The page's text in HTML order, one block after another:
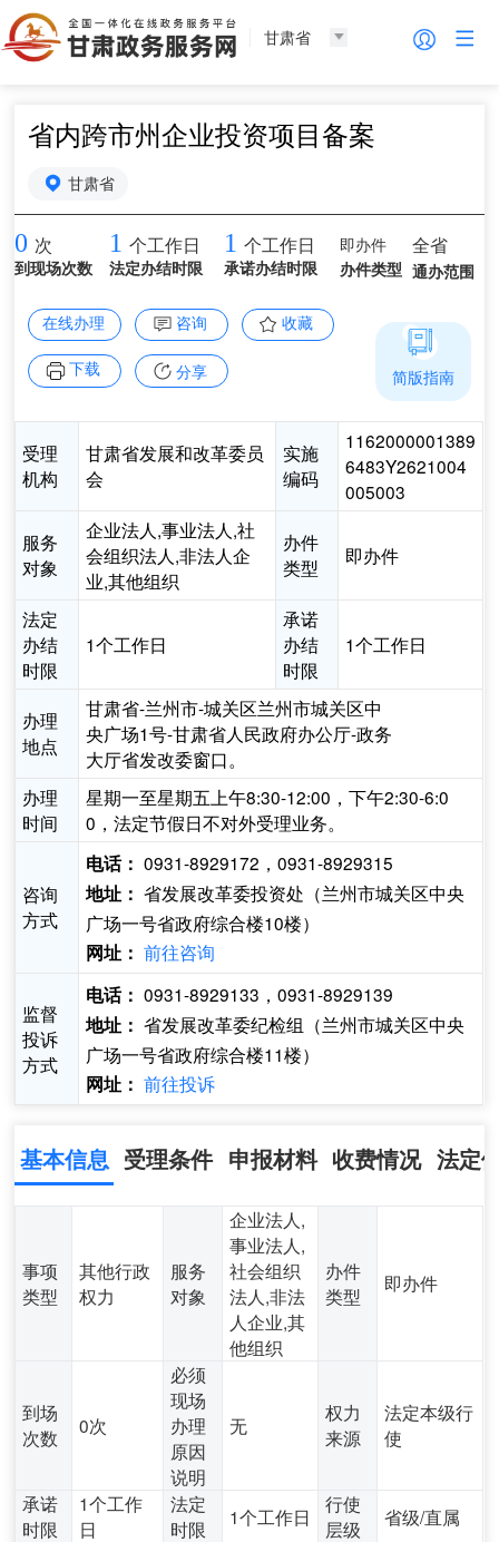
甘肃省
省内跨市州企业投资项目备案
甘肃省
0 次
到现场次数
1 个工作日
法定办结时限
1 个工作日
承诺办结时限
即办件
办件类型
全省
通办范围
在线办理 咨询 收藏
下载 分享
受理
机构
甘肃省发展和改革委员
会
实施
编码
1162000001389
6483Y2621004
005003
服务
对象
企业法人,事业法人,社
会组织法人,非法人企
业,其他组织
办件
类型
即办件
法定
办结
时限
1个工作日
承诺
办结
时限
1个工作日
办理
地点
甘肃省-兰州市-城关区兰州市城关区中
央广场1号-甘肃省人民政府办公厅-政务
大厅省发改委窗口。
办理
时间
星期一至星期五上午8:30-12:00，下午2:30-6:0
0，法定节假日不对外受理业务。
咨询
方式
电话： 0931-8929172，0931-8929315
地址： 省发展改革委投资处（兰州市城关区中央
广场一号省政府综合楼10楼）
网址： 前往咨询
监督
投诉
方式
电话： 0931-8929133，0931-8929139
地址： 省发展改革委纪检组（兰州市城关区中央
广场一号省政府综合楼11楼）
网址： 前往投诉
简版指南
基本信息 受理条件 申报材料 收费情况 法定
事项
类型
其他行政
权力
服务
对象
企业法人,
事业法人,
社会组织
法人,非法
人企业,其
他组织
办件
类型
即办件
到场
次数
0次
必须
现场
办理
原因
说明
无
权力
来源
法定本级行
使
承诺
时限
1个工作
日
法定
时限
1个工作日
行使
层级
省级/直属